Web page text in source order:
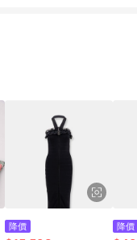
導購資格。
降價 降價